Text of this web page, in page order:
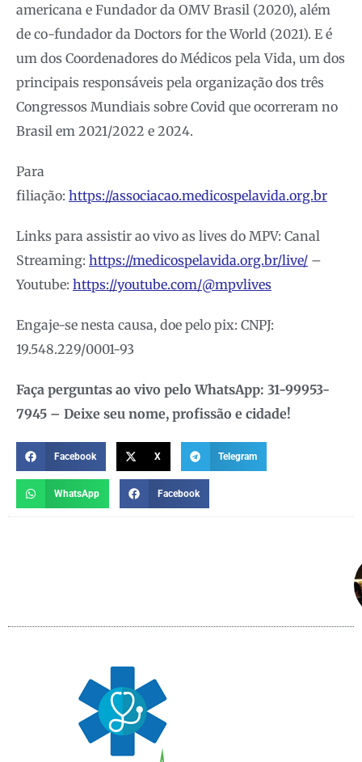
americana e Fundador da OMV Brasil (2020), além
de co-fundador da Doctors for the World (2021). E é
um dos Coordenadores do Médicos pela Vida, um dos
principais responsáveis pela organização dos três
Congressos Mundiais sobre Covid que ocorreram no
Brasil em 2021/2022 e 2024.
Para
filiação: https://associacao.medicospelavida.org.br
Links para assistir ao vivo as lives do MPV: Canal
Streaming: https://medicospelavida.org.br/live/ –
Youtube: https://youtube.com/@mpvlives
Engaje-se nesta causa, doe pelo pix: CNPJ:
19.548.229/0001-93
Faça perguntas ao vivo pelo WhatsApp: 31-99953-
7945 – Deixe seu nome, profissão e cidade!
Facebook X Telegram
WhatsApp Facebook